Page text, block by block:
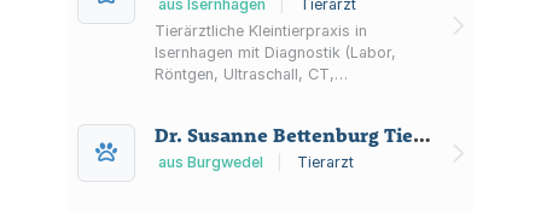
aus Isernhagen
Tierarzt
Tierärztliche Kleintierpraxis in
Isernhagen mit Diagnostik (Labor,
Röntgen, Ultraschall, CT,
stationärer Behandlung und Notdienst
(8–18 Uhr).
Dr. Susanne Bettenburg Tierärztin
aus Burgwedel Tierarzt